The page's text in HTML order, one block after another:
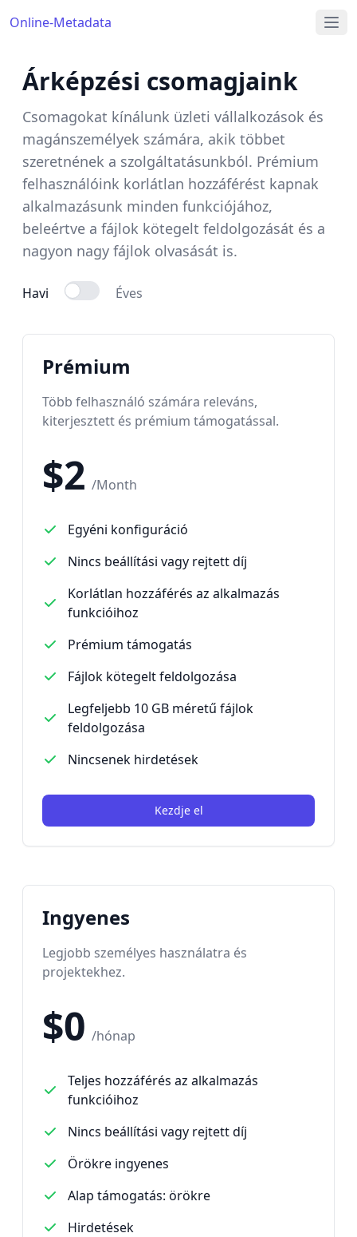
Online-Metadata
Árképzési csomagjaink
Csomagokat kínálunk üzleti vállalkozások és
magánszemélyek számára, akik többet
szeretnének a szolgáltatásunkból. Prémium
felhasználóink korlátlan hozzáférést kapnak
alkalmazásunk minden funkciójához,
beleértve a fájlok kötegelt feldolgozását és a
nagyon nagy fájlok olvasását is.
Havi Éves
Prémium
Több felhasználó számára releváns,
kiterjesztett és prémium támogatással.
$2 /Month
Egyéni konfiguráció
Nincs beállítási vagy rejtett díj
Korlátlan hozzáférés az alkalmazás
funkcióihoz
Prémium támogatás
Fájlok kötegelt feldolgozása
Legfeljebb 10 GB méretű fájlok
feldolgozása
Nincsenek hirdetések
Kezdje el
Ingyenes
Legjobb személyes használatra és
projektekhez.
$0 /hónap
Teljes hozzáférés az alkalmazás
funkcióihoz
Nincs beállítási vagy rejtett díj
Örökre ingyenes
Alap támogatás: örökre
Hirdetések